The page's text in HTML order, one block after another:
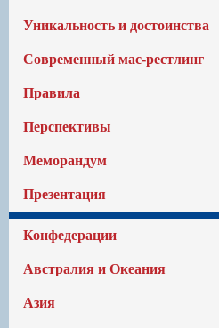
Уникальность и достоинства
Современный мас-рестлинг
Правила
Перспективы
Меморандум
Презентация
Конфедерации
Австралия и Океания
Азия